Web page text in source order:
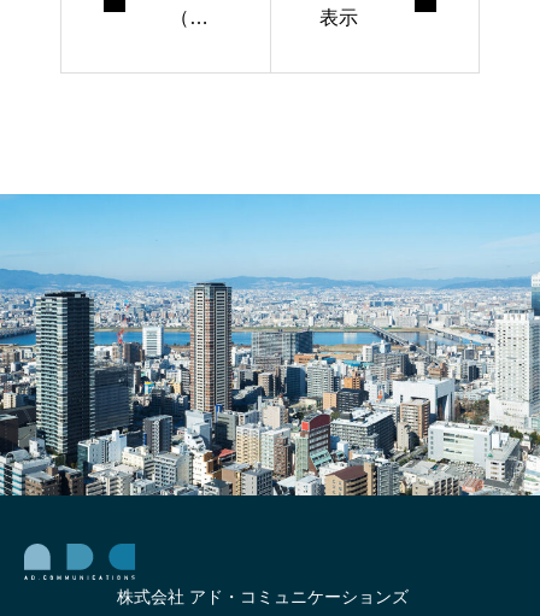
（イ
表示
株式会社 アド・コミュニケーションズ